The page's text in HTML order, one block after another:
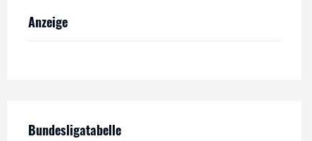
Anzeige
Bundesligatabelle